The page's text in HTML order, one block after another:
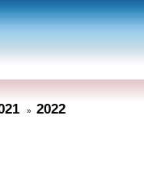
» 2022